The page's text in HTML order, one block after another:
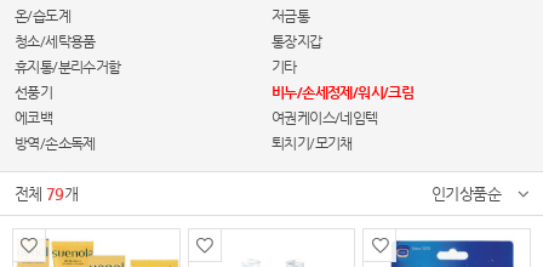
온/습도계
저금통
청소/세탁용품
통장지갑
휴지통/분리수거함
기타
선풍기
비누/손세정제/워시/크림
에코백
여권케이스/네임텍
방역/손소독제
퇴치기/모기채
전체79개 인기상품순